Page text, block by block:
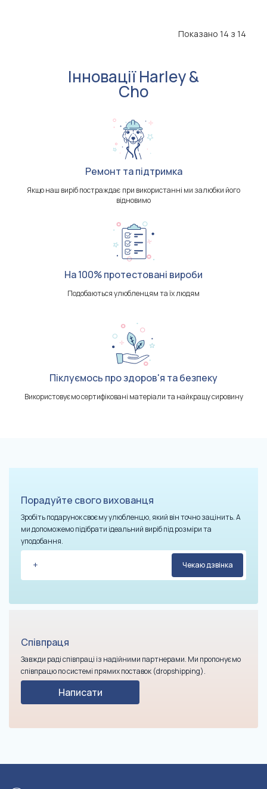
Показано 14 з 14
Інновації Harley &
Cho
Ремонт та підтримка
Якщо наш виріб постраждає при використанні ми залюбки його
відновимо
На 100% протестовані вироби
Подобаються улюбленцям та їх людям
Піклуємось про здоров'я та безпеку
Використовуємо сертифіковані матеріали та найкращу сировину
Порадуйте свого вихованця
Зробіть подарунок своєму улюбленцю, який він точно зацінить. А
ми допоможемо підібрати ідеальний виріб під розміри та
уподобання.
Співпраця
Завжди раді співпраці із надійними партнерами. Ми пропонуємо
співпрацю по системі прямих поставок (dropshipping).
Написати